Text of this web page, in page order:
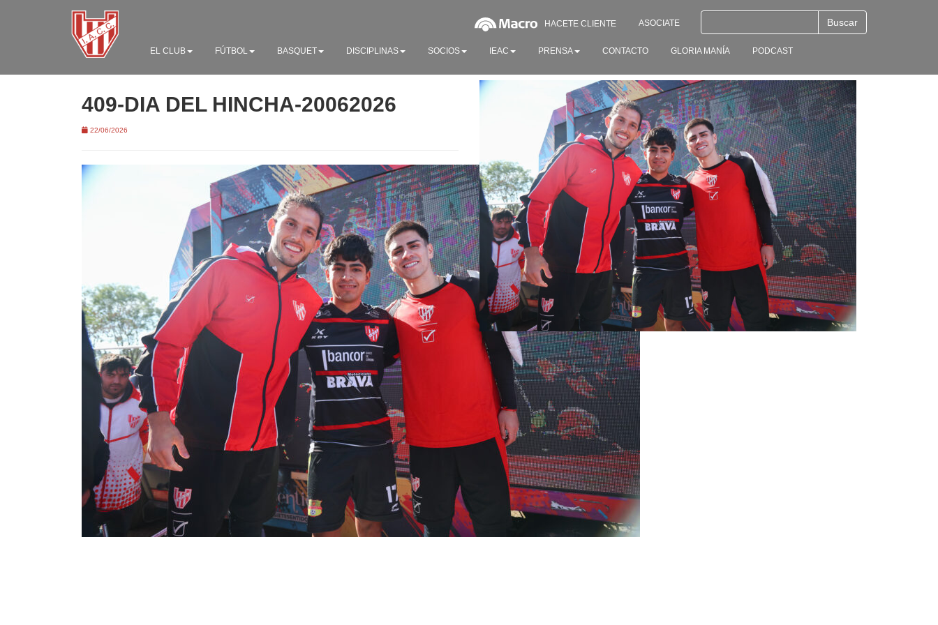
HACETE CLIENTE ASOCIATE
EL CLUB FÚTBOL BASQUET DISCIPLINAS SOCIOS IEAC PRENSA CONTACTO GLORIA MANÍA PODCAST
409-DIA DEL HINCHA-20062026
22/06/2026